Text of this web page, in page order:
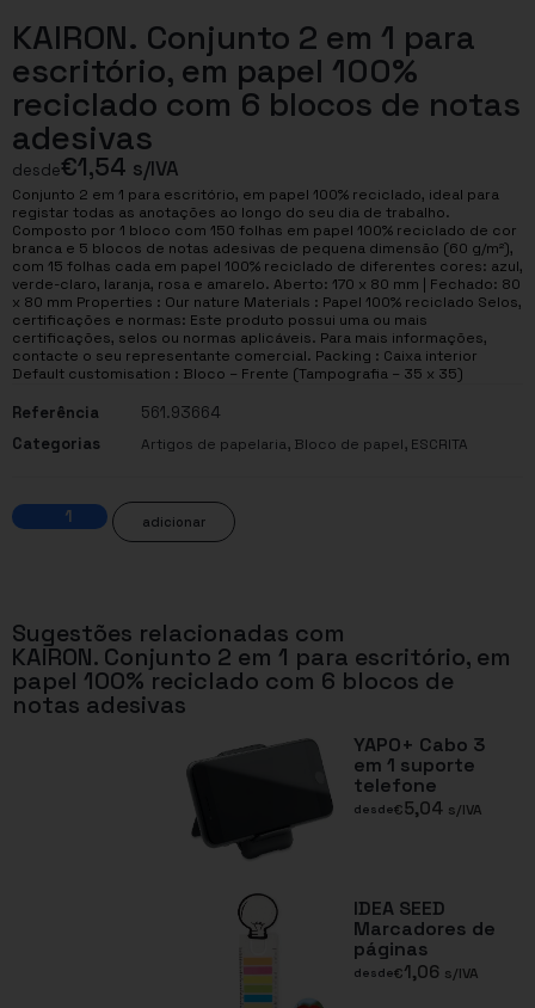
KAIRON. Conjunto 2 em 1 para
escritório, em papel 100%
reciclado com 6 blocos de notas
adesivas
desde€1,54 s/IVA
Conjunto 2 em 1 para escritório, em papel 100% reciclado, ideal para
registar todas as anotações ao longo do seu dia de trabalho.
Composto por 1 bloco com 150 folhas em papel 100% reciclado de cor
branca e 5 blocos de notas adesivas de pequena dimensão (60 g/m²),
com 15 folhas cada em papel 100% reciclado de diferentes cores: azul,
verde-claro, laranja, rosa e amarelo. Aberto: 170 x 80 mm | Fechado: 80
x 80 mm Properties : Our nature Materials : Papel 100% reciclado Selos,
certificações e normas: Este produto possui uma ou mais
certificações, selos ou normas aplicáveis. Para mais informações,
contacte o seu representante comercial. Packing : Caixa interior
Default customisation : Bloco – Frente (Tampografia – 35 x 35)
Referência
561.93664
Categorias
Artigos de papelaria, Bloco de papel, ESCRITA
adicionar
Sugestões relacionadas com
KAIRON. Conjunto 2 em 1 para escritório, em
papel 100% reciclado com 6 blocos de
notas adesivas
YAPO+ Cabo 3
em 1 suporte
telefone
desde€5,04 s/IVA
IDEA SEED
Marcadores de
páginas
desde€1,06 s/IVA